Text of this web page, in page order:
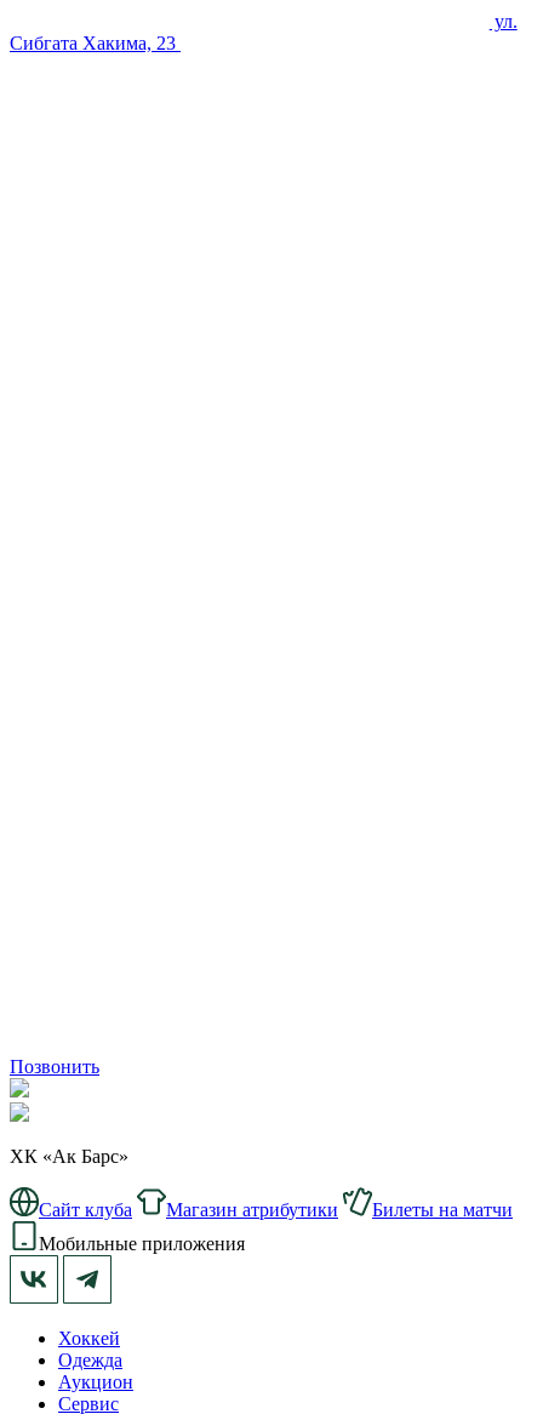
ул.
Сибгата Хакима, 23
Позвонить
ХК «Ак Барс»
Сайт клуба Магазин атрибутики
Билеты на матчи
Мобильные приложения
Хоккей
Одежда
Аукцион
Сервис